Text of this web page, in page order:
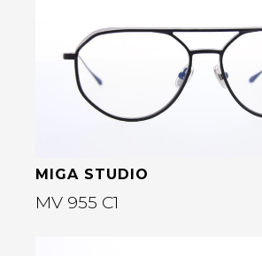
MIGA STUDIO
MV 955 C1